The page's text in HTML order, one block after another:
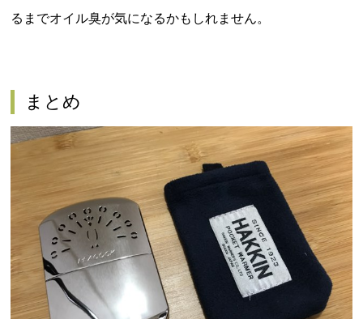
るまでオイル臭が気になるかもしれません。
まとめ